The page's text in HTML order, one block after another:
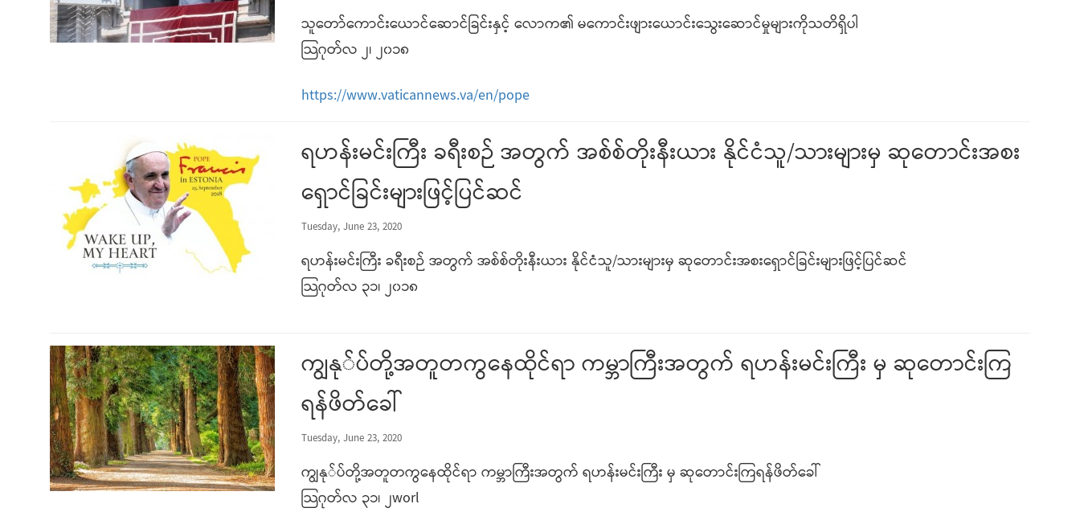
သူတော်ကောင်းယောင်ဆောင်ခြင်းနှင့် လောက၏ မကောင်းဖျားယောင်းသွေးဆောင်မှုများကိုသတိရှိပါ
သြဂုတ်လ ၂၊ ၂၀၁၈
https://www.vaticannews.va/en/pope
ရဟန်းမင်းကြီး ခရီးစဉ် အတွက် အစ်စ်တိုးနီးယား နိုင်ငံသူ/သားများမှ ဆုတောင်းအစး
ရှောင်ခြင်းများဖြင့်ပြင်ဆင်
Tuesday, June 23, 2020
ရဟန်းမင်းကြီး ခရီးစဉ် အတွက် အစ်စ်တိုးနီးယား နိုင်ငံသူ/သားများမှ ဆုတောင်းအစးရှောင်ခြင်းများဖြင့်ပြင်ဆင်
သြဂုတ်လ ၃၁၊ ၂၀၁၈
ကျွနု်ပ်တို့အတူတကွနေထိုင်ရာ ကမ္ဘာကြီးအတွက် ရဟန်းမင်းကြီး မှ ဆုတောင်းကြ
ရန်ဖိတ်ခေါ်
Tuesday, June 23, 2020
ကျွနု်ပ်တို့အတူတကွနေထိုင်ရာ ကမ္ဘာကြီးအတွက် ရဟန်းမင်းကြီး မှ ဆုတောင်းကြရန်ဖိတ်ခေါ်
သြဂုတ်လ ၃၁၊ ၂worl